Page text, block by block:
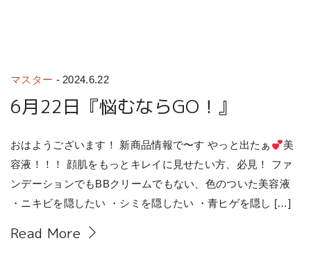
マスター - 2024.6.22
6月22日『悩むならGO！』
おはようございます！ 新商品情報で〜す やっと出たぁ
美
容液！！！ 顔肌をもっとキレイに見せたい方、必見！ ファ
ンデーションでもBBクリームでもない、色のついた美容液
・ニキビを隠したい ・シミを隠したい ・青ヒゲを隠し […]
Read More